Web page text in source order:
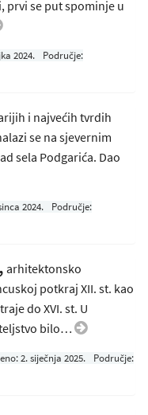
prvi se put spominje u
2024.
Područje:
i najvećih tvrdih
se na sjevernim
sela Podgarića. Dao
2024.
Područje:
arhitektonsko
potkraj XII. st. kao
do XVI. st. U
bilo…
2. siječnja 2025.
Područje: